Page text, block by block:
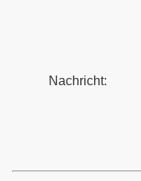
Nachricht: